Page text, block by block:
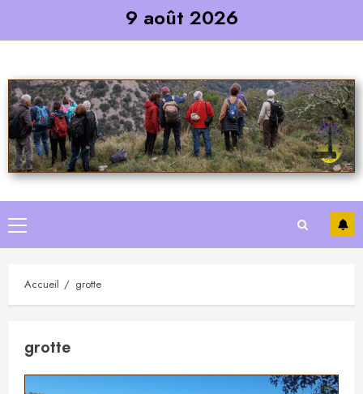
9 août 2026
Primary
Menu
Accueil grotte
grotte